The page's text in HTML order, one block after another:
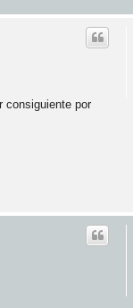
consiguiente por